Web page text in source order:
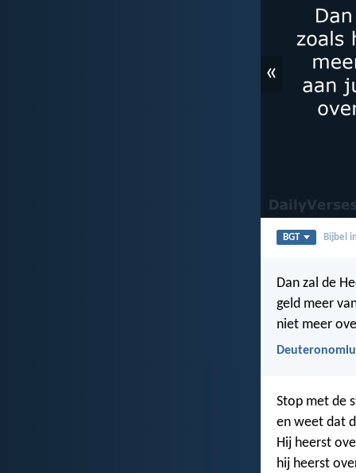
«
BGT Bijbel
Dan zal de
geld meer
niet meer
Stop met de
en weet dat
Hij heerst
hij heerst